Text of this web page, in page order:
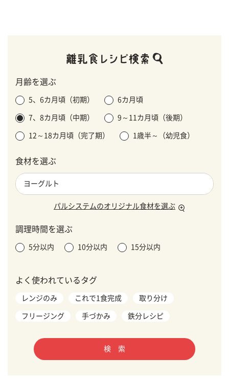
月齢を選ぶ
5、6カ月頃（初期） 6カ月頃
7、8カ月頃（中期） 9～11カ月頃（後期）
12～18カ月頃（完了期） 1歳半～（幼児食）
食材を選ぶ
パルシステムのオリジナル食材を選ぶ
調理時間を選ぶ
5分以内 10分以内 15分以内
よく使われているタグ
レンジのみ これで1食完成 取り分け
フリージング 手づかみ 鉄分レシピ
検 索